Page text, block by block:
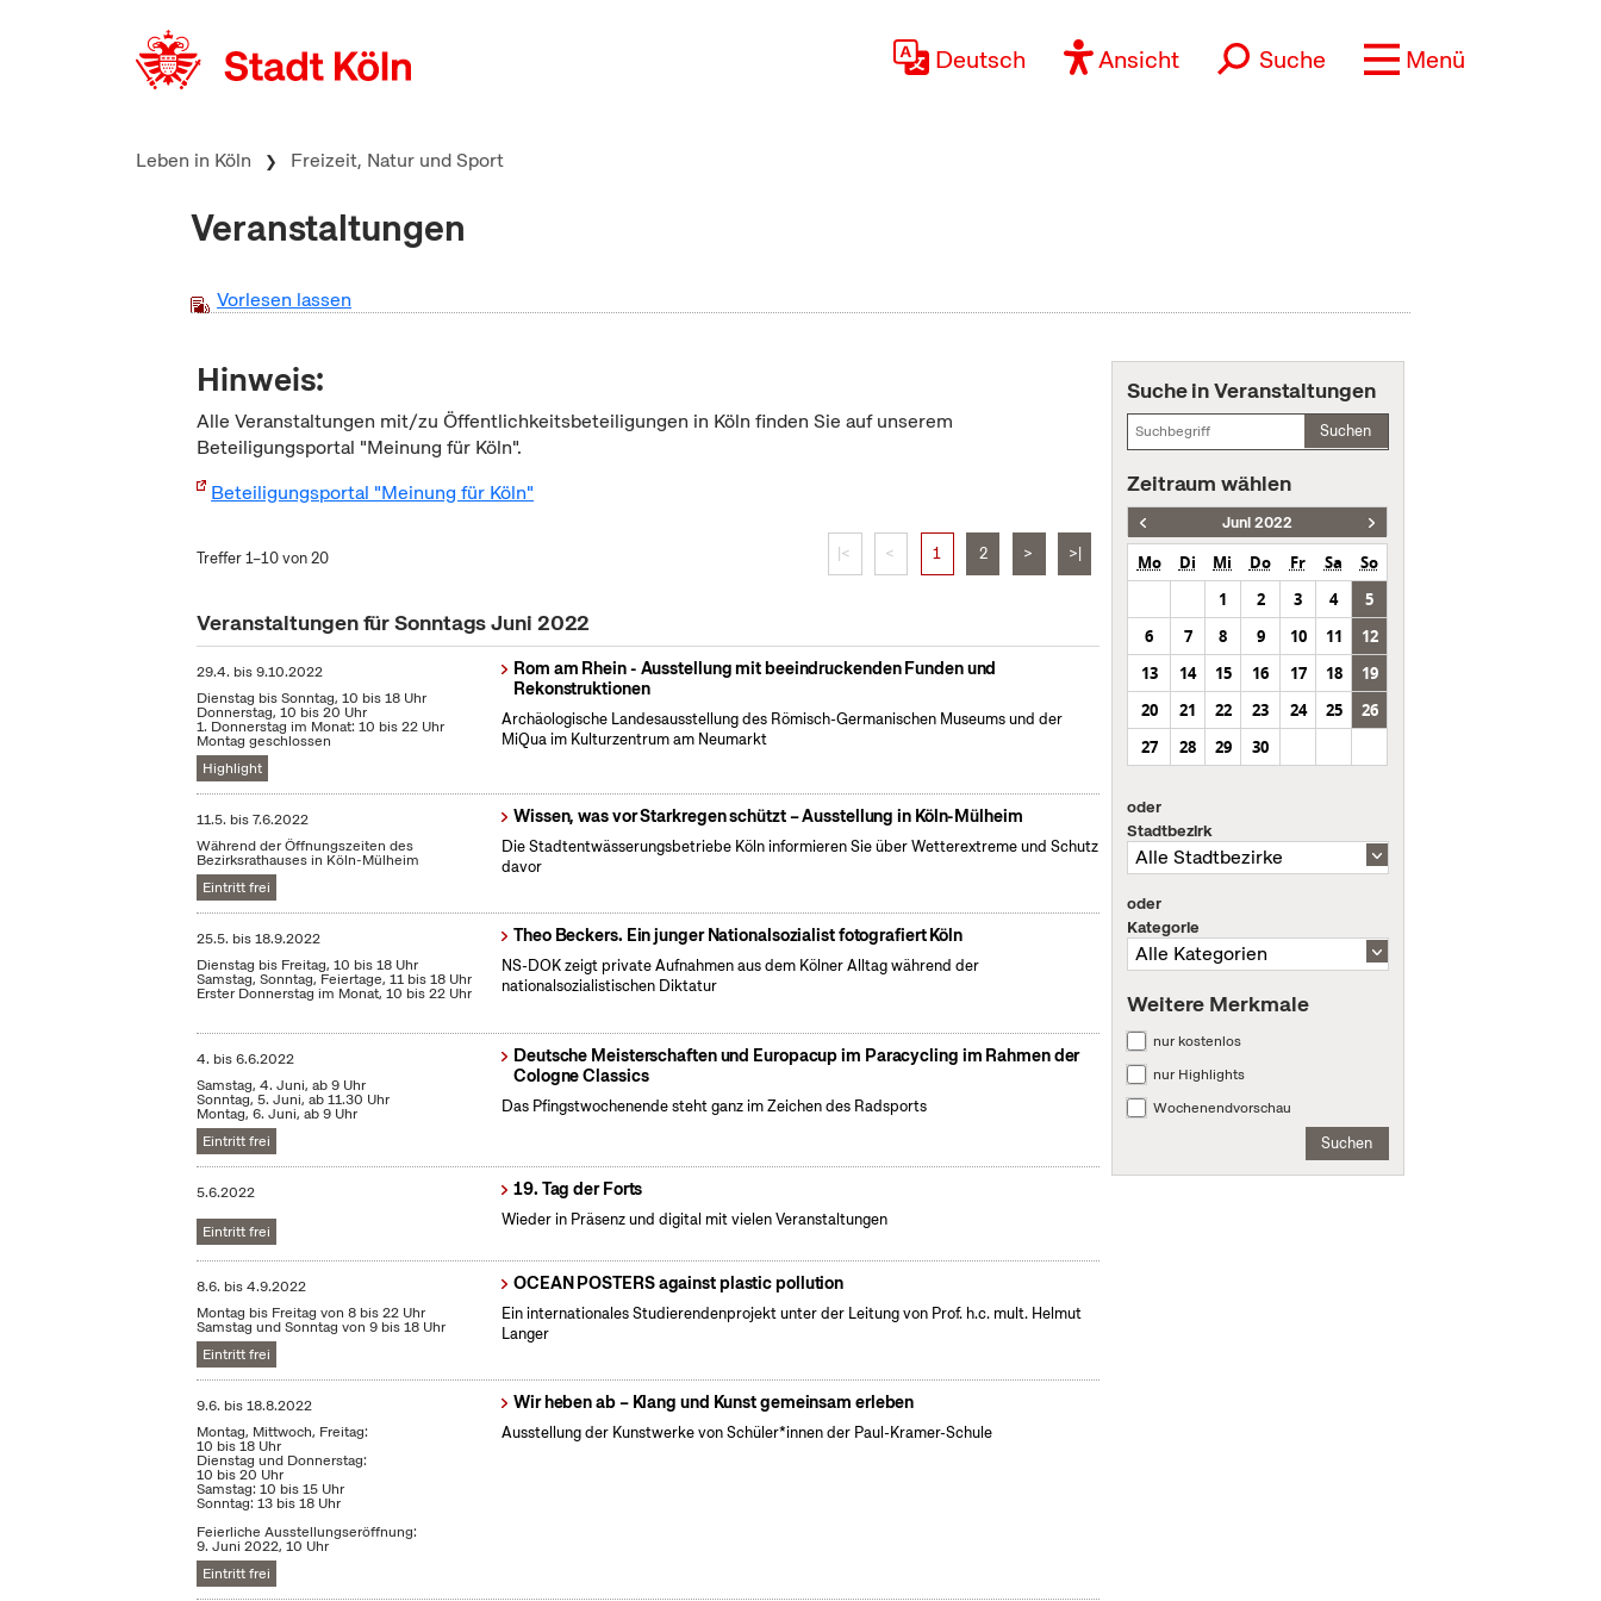
Deutsch Ansicht Suche Menü
Leben in Köln Freizeit, Natur und Sport
Veranstaltungen
Vorlesen lassen
Hinweis:
Alle Veranstaltungen mit/zu Öffentlichkeitsbeteiligungen in Köln finden Sie auf unserem
Beteiligungsportal "Meinung für Köln".
Beteiligungsportal "Meinung für Köln"
Treffer 1–10 von 20 |< < 1 2 > >|
Veranstaltungen für Sonntags Juni 2022
29.4. bis9.10.2022
Dienstag bis Sonntag, 10 bis 18 Uhr
Donnerstag, 10 bis 20 Uhr
1. Donnerstag im Monat: 10 bis 22 Uhr
Montag geschlossen
Highlight
Rom am Rhein - Ausstellung mit beeindruckenden Funden und
Rekonstruktionen
Archäologische Landesausstellung des Römisch-Germanischen Museums und der
MiQua im Kulturzentrum am Neumarkt
11.5. bis7.6.2022
Während der Öffnungszeiten des
Bezirksrathauses in Köln-Mülheim
Eintritt frei
Wissen, was vor Starkregen schützt – Ausstellung in Köln-Mülheim
Die Stadtentwässerungsbetriebe Köln informieren Sie über Wetterextreme und Schutz
davor
25.5. bis18.9.2022
Dienstag bis Freitag, 10 bis 18 Uhr
Samstag, Sonntag, Feiertage, 11 bis 18 Uhr
Erster Donnerstag im Monat, 10 bis 22 Uhr
Theo Beckers. Ein junger Nationalsozialist fotografiert Köln
NS-DOK zeigt private Aufnahmen aus dem Kölner Alltag während der
nationalsozialistischen Diktatur
4. bis6.6.2022
Samstag, 4. Juni, ab 9 Uhr
Sonntag, 5. Juni, ab 11.30 Uhr
Montag, 6. Juni, ab 9 Uhr
Eintritt frei
Deutsche Meisterschaften und Europacup im Paracycling im Rahmen der
Cologne Classics
Das Pfingstwochenende steht ganz im Zeichen des Radsports
5.6.2022
Eintritt frei
19. Tag der Forts
Wieder in Präsenz und digital mit vielen Veranstaltungen
8.6. bis4.9.2022
Montag bis Freitag von 8 bis 22 Uhr
Samstag und Sonntag von 9 bis 18 Uhr
Eintritt frei
OCEAN POSTERS against plastic pollution
Ein internationales Studierendenprojekt unter der Leitung von Prof. h.c. mult. Helmut
Langer
9.6. bis18.8.2022
Montag, Mittwoch, Freitag:
10 bis 18 Uhr
Dienstag und Donnerstag:
10 bis 20 Uhr
Samstag: 10 bis 15 Uhr
Sonntag: 13 bis 18 Uhr
Feierliche Ausstellungseröffnung:
9. Juni 2022, 10 Uhr
Eintritt frei
Wir heben ab – Klang und Kunst gemeinsam erleben
Ausstellung der Kunstwerke von Schüler*innen der Paul-Kramer-Schule
Suche in Veranstaltungen
Suchen
Zeitraum wählen
Juni 2022
Mo Di Mi Do Fr Sa
So
1
2 3 4
5
6
7 8 9 10 11
12
13
14 15 16 17 18
19
20
21 22 23 24 25
26
27
28 29 30
oder
Stadtbezirk
oder
Kategorie
Weitere Merkmale
nur kostenlos
nur Highlights
Wochenendvorschau
Suchen